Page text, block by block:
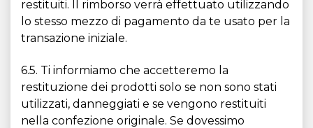
restituiti. Il rimborso verrà effettuato utilizzando
lo stesso mezzo di pagamento da te usato per la
transazione iniziale.
6.5. Ti informiamo che accetteremo la
restituzione dei prodotti solo se non sono stati
utilizzati, danneggiati e se vengono restituiti
nella confezione originale. Se dovessimo